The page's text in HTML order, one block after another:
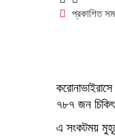
প্রকাশিত
৭৮৭ জন
এ সংকটময়